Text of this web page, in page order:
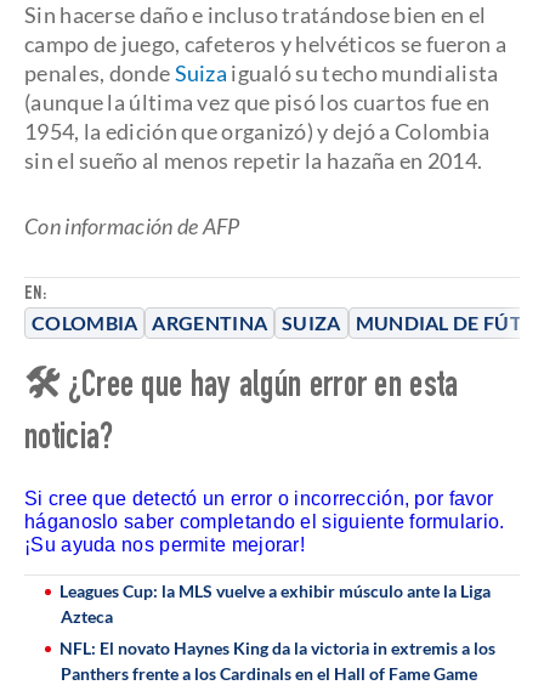
EN:
COLOMBIA ARGENTINA SUIZA MUNDIAL DE
Sin hacerse daño e incluso tratándose bien en el
campo de juego, cafeteros y helvéticos se fueron a
penales, dondeSuiza igualó su techo mundialista
(aunque la última vez que pisó los cuartos fue en
1954, la edición que organizó) y dejó a Colombia
sin el sueño al menos repetir la hazaña en 2014.
Con información de AFP
🛠 ¿Cree que hay algún error en esta
noticia?
Si cree que detectó un error o incorrección, por favor
háganoslo saber completando el siguiente formulario.
¡Su ayuda nos permite mejorar!
Leagues Cup: la MLS vuelve a exhibir músculo ante la Liga
Azteca
NFL: El novato Haynes King da la victoria in extremis a los
Panthers frente a los Cardinals en el Hall of Fame Game